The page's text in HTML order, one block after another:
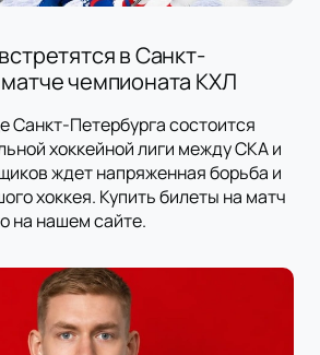
в Санкт-
чемпионата КХЛ
Санкт-Петербурга состоится
хоккейной лиги между СКА и
ждет напряженная борьба и
хоккея. Купить билеты на матч
на нашем сайте.